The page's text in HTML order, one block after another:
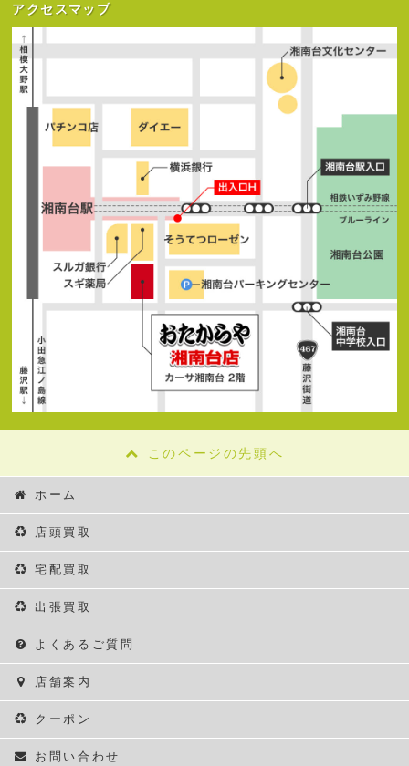
アクセスマップ
このページの先頭へ
ホーム
店頭買取
宅配買取
出張買取
よくあるご質問
店舗案内
クーポン
お問い合わせ